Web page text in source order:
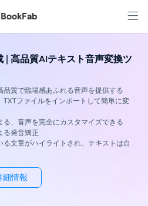
BookFab
| 高品質AIテキスト音声変換ツ
品質で臨場感あふれる音声を提供する
TXTファイルをインポートして簡単に変
る、音声を完全にカスタマイズできる
る発音矯正
る文章がハイライトされ、テキストは自
細情報